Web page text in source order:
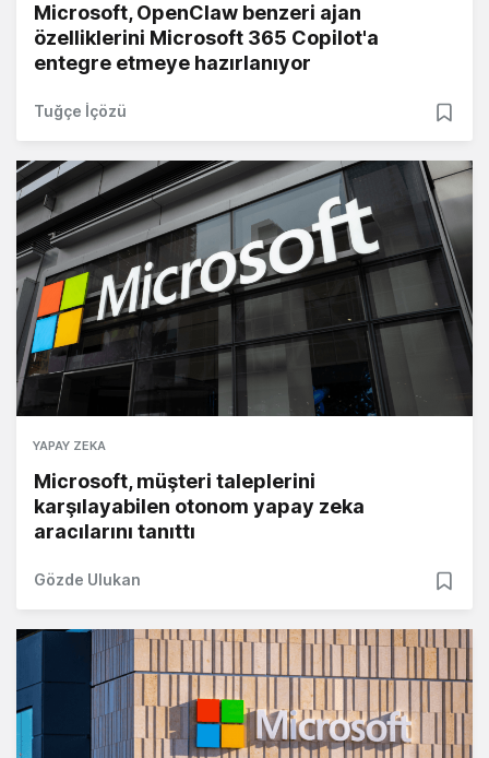
Microsoft, OpenClaw benzeri ajan
özelliklerini Microsoft 365 Copilot'a
entegre etmeye hazırlanıyor
Tuğçe İçözü
YAPAY ZEKA
Microsoft, müşteri taleplerini
karşılayabilen otonom yapay zeka
aracılarını tanıttı
Gözde Ulukan